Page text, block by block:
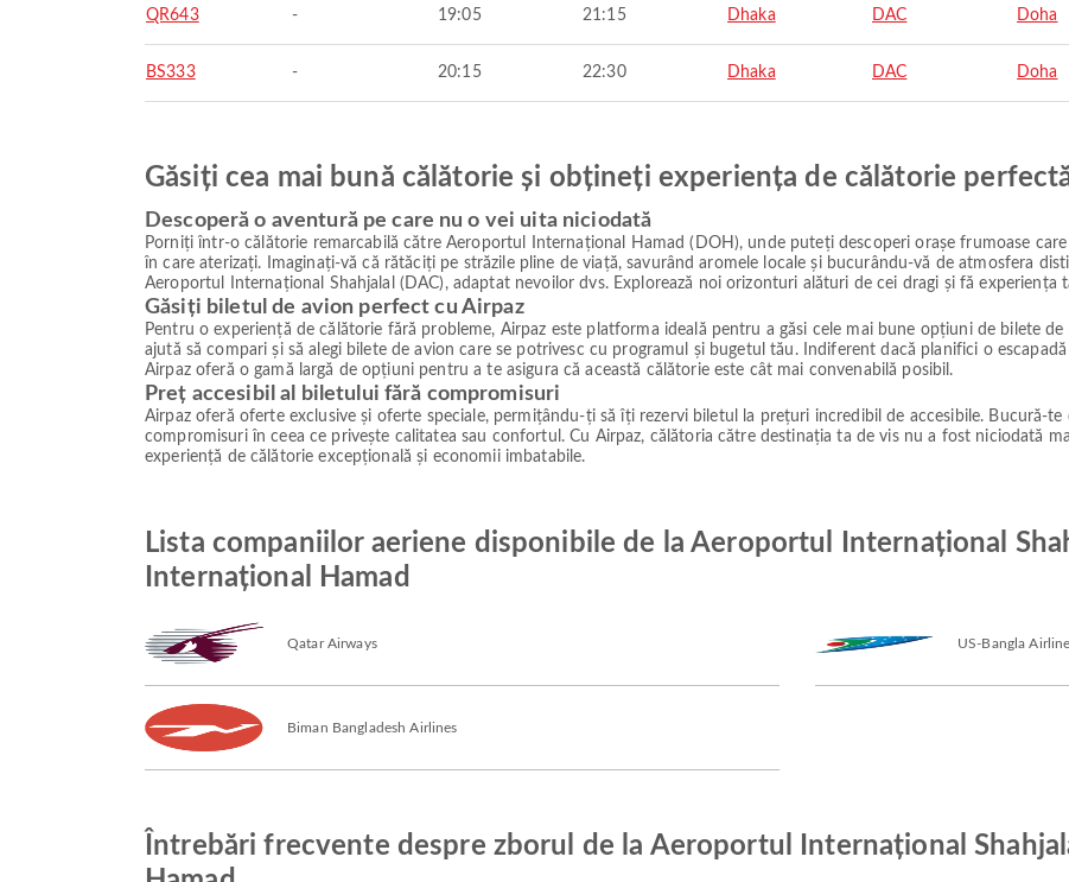
QR643 - 19:05 21:15 Dhaka DAC Doha
BS333 - 20:15 22:30 Dhaka DAC Doha
Găsiți cea mai bună călătorie și obțineți experiența de călătorie
Descoperă o aventură pe care nu o vei uita niciodată
Porniți într-o călătorie remarcabilă către Aeroportul Internațional Hamad (DOH), unde puteți descoperi orașe frumoase
în care aterizați. Imaginați-vă că rătăciți pe străzile pline de viață, savurând aromele locale și bucurându-vă de atmosfera
Aeroportul Internațional Shahjalal (DAC), adaptat nevoilor dvs. Explorează noi orizonturi alături de cei dragi și fă experiența
Găsiți biletul de avion perfect cu Airpaz
Pentru o experiență de călătorie fără probleme, Airpaz este platforma ideală pentru a găsi cele mai bune opțiuni de bilete
ajută să compari și să alegi bilete de avion care se potrivesc cu programul și bugetul tău. Indiferent dacă planifici o
Airpaz oferă o gamă largă de opțiuni pentru a te asigura că această călătorie este cât mai convenabilă posibil.
Preț accesibil al biletului fără compromisuri
Airpaz oferă oferte exclusive și oferte speciale, permițându-ți să îți rezervi biletul la prețuri incredibil de accesibile. Bucură-
compromisuri în ceea ce privește calitatea sau confortul. Cu Airpaz, călătoria către destinația ta de vis nu a fost niciodată
experiență de călătorie excepțională și economii imbatabile.
Lista companiilor aeriene disponibile de la Aeroportul Internațional
Internațional Hamad
Qatar Airways US-Bangla
Biman Bangladesh Airlines
Întrebări frecvente despre zborul de la Aeroportul Internațional